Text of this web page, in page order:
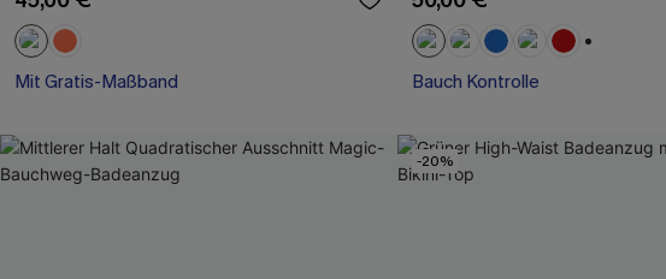
Mit Gratis-Maßband Bauch Kontrolle
-20%